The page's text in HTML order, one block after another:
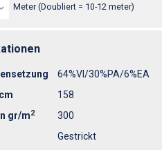
Meter (Doubliert = 10-12 meter)
64%VI/30%PA/6%EA
158
gr/m2
300
Gestrickt